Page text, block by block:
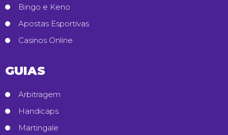
Bingo e Keno
Apostas Esportivas
Casinos Online
GUIAS
Arbitragem
Handicaps
Martingale